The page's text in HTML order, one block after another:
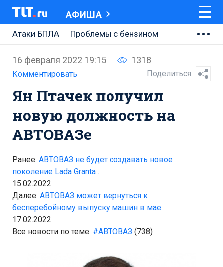
АФИША
Атаки БПЛА
Проблемы с бензином
АВТОВАЗ
Ремонт Центральной площади
Ремонт Обводного шоссе
Набережная Тольятти
Неделя Тольятти
16 февраля 2022 19:15 1318
Комментировать Поделиться
Ян Птачек получил
новую должность на
АВТОВАЗе
Ранее: АВТОВАЗ не будет создавать новое
поколение Lada Granta .
15.02.2022
Далее: АВТОВАЗ может вернуться к
бесперебойному выпуску машин в мае .
17.02.2022
Все новости по теме: #АВТОВАЗ (738)